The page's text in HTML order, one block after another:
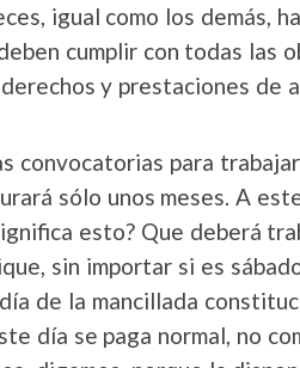
igual como los demás,
cumplir con todas las
y prestaciones de
convocatorias para
sólo unos meses. A
esto? Que deberá
sin importar si es
de la mancillada
día se paga normal, no